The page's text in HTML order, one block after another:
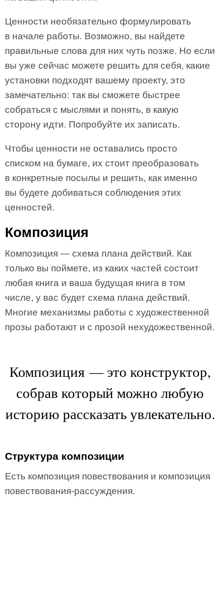
Ценности необязательно формулировать
в начале работы. Возможно, вы найдете
правильные слова для них чуть позже. Но если
вы уже сейчас можете решить для себя, какие
установки подходят вашему проекту, это
замечательно: так вы сможете быстрее
собраться с мыслями и понять, в какую
сторону идти. Попробуйте их записать.
Чтобы ценности не оставались просто
списком на бумаге, их стоит преобразовать
в конкретные посылы и решить, как именно
вы будете добиваться соблюдения этих
ценностей.
Композиция
Композиция — схема плана действий. Как
только вы поймете, из каких частей состоит
любая книга и ваша будущая книга в том
числе, у вас будет схема плана действий.
Многие механизмы работы с художественной
прозы работают и с прозой нехудожественной.
Композиция — это конструктор,
собрав который можно любую
историю рассказать увлекательно.
Структура композиции
Есть композиция повествования и композиция
повествования-рассуждения.